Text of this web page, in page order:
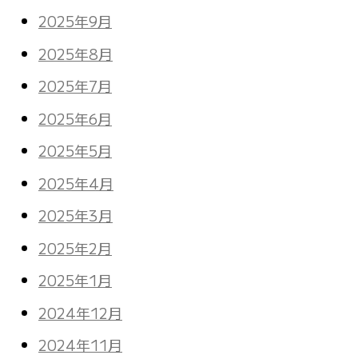
2025年9月
2025年8月
2025年7月
2025年6月
2025年5月
2025年4月
2025年3月
2025年2月
2025年1月
2024年12月
2024年11月